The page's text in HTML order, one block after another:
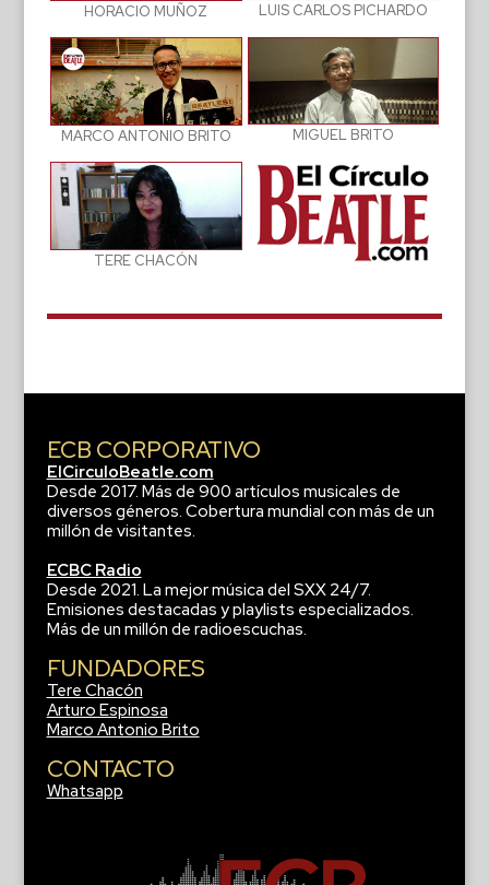
HORACIO MUÑOZ LUIS CARLOS PICHARDO
MARCO ANTONIO BRITO MIGUEL BRITO
TERE CHACÓN
ECB CORPORATIVO
ElCirculoBeatle.com
Desde 2017. Más de 900 artículos musicales de
diversos géneros. Cobertura mundial con más de un
millón de visitantes.
ECBC Radio
Desde 2021. La mejor música del SXX 24/7.
Emisiones destacadas y playlists especializados.
Más de un millón de radioescuchas.
FUNDADORES
Tere Chacón
Arturo Espinosa
Marco Antonio Brito
CONTACTO
Whatsapp